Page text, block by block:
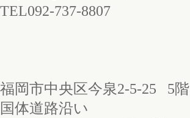
TEL092-737-8807
福岡市中央区今泉2-5-25 5階
国体道路沿い